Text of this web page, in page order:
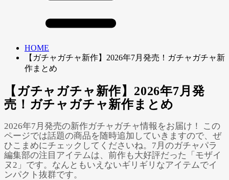
HOME
【ガチャガチャ新作】2026年7月発売！ガチャガチャ新
作まとめ
【ガチャガチャ新作】2026年7月発
売！ガチャガチャ新作まとめ
2026年7月発売の新作ガチャガチャ情報をお届け！ この
ページでは話題の商品を随時追加していきますので、ぜ
ひこまめにチェックしてくださいね。7月のガチャパラ
編集部の注目アイテムは、前作も大好評だった「モザイ
ヌ2」です。なんともいえないギリギリなアイテムでイ
ンパクト抜群です。